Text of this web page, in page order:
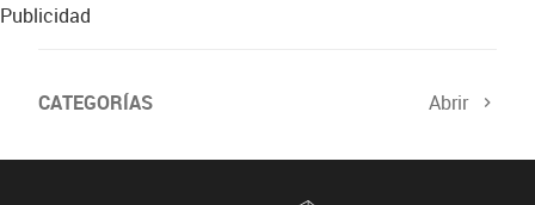
Publicidad
CATEGORÍAS Abrir